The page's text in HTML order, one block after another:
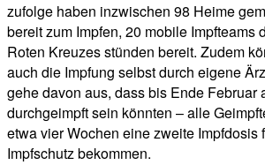
zufolge haben inzwischen 98 Heime
bereit zum Impfen, 20 mobile Impfteams
Roten Kreuzes stünden bereit. Zudem
auch die Impfung selbst durch eigene
gehe davon aus, dass bis Ende Februar
durchgeimpft sein könnten – alle
etwa vier Wochen eine zweite Impfdosis
Impfschutz bekommen.